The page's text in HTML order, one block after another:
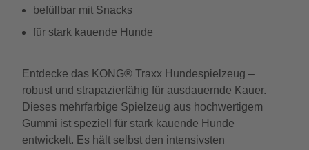
befüllbar mit Snacks
für stark kauende Hunde
Entdecke das KONG® Traxx Hundespielzeug –
robust und strapazierfähig für ausdauernde Kauer.
Dieses mehrfarbige Spielzeug aus hochwertigem
Gummi ist speziell für stark kauende Hunde
entwickelt. Es hält selbst den intensivsten